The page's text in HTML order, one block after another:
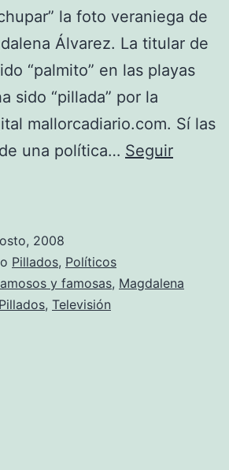
la foto veraniega de
Álvarez. La titular de
“palmito” en las playas
sido “pillada” por la
mallorcadiario.com. Sí las
una política… Seguir
2008
Pillados, Políticos
y famosas, Magdalena
Pillados, Televisión